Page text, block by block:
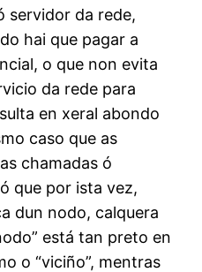
servidor da rede,
hai que pagar a
o que non evita
da rede para
en xeral abondo
caso que as
chamadas ó
que por ista vez,
dun nodo, calquera
está tan preto en
o “viciño”, mentras